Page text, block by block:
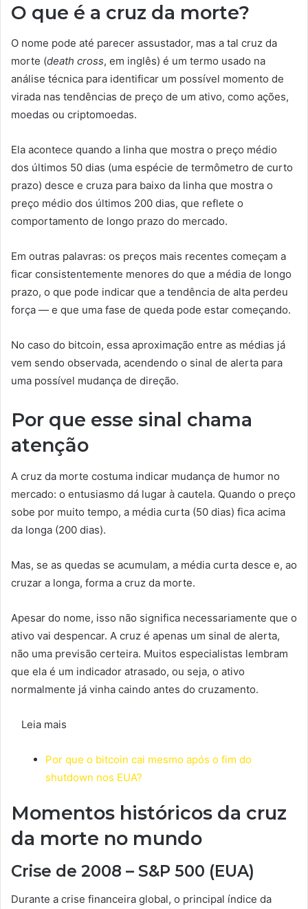
O que é a cruz da morte?
O nome pode até parecer assustador, mas a tal cruz da
morte (death cross, em inglês) é um termo usado na
análise técnica para identificar um possível momento de
virada nas tendências de preço de um ativo, como ações,
moedas ou criptomoedas.
Ela acontece quando a linha que mostra o preço médio
dos últimos 50 dias (uma espécie de termômetro de curto
prazo) desce e cruza para baixo da linha que mostra o
preço médio dos últimos 200 dias, que reflete o
comportamento de longo prazo do mercado.
Em outras palavras: os preços mais recentes começam a
ficar consistentemente menores do que a média de longo
prazo, o que pode indicar que a tendência de alta perdeu
força — e que uma fase de queda pode estar começando.
No caso do bitcoin, essa aproximação entre as médias já
vem sendo observada, acendendo o sinal de alerta para
uma possível mudança de direção.
Por que esse sinal chama
atenção
A cruz da morte costuma indicar mudança de humor no
mercado: o entusiasmo dá lugar à cautela. Quando o preço
sobe por muito tempo, a média curta (50 dias) fica acima
da longa (200 dias).
Mas, se as quedas se acumulam, a média curta desce e, ao
cruzar a longa, forma a cruz da morte.
Apesar do nome, isso não significa necessariamente que o
ativo vai despencar. A cruz é apenas um sinal de alerta,
não uma previsão certeira. Muitos especialistas lembram
que ela é um indicador atrasado, ou seja, o ativo
normalmente já vinha caindo antes do cruzamento.
Leia mais
Por que o bitcoin cai mesmo após o fim do
shutdown nos EUA?
Momentos históricos da cruz
da morte no mundo
Crise de 2008 – S&P 500 (EUA)
Durante a crise financeira global, o principal índice da